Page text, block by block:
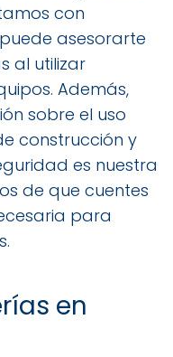
con
asesorarte
al utilizar
Además,
sobre el uso
construcción y
es nuestra
de que cuentes
para
en